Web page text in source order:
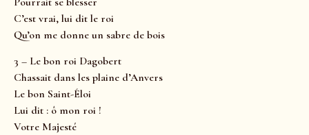
C’est vrai, lui dit le roi
Qu’on me donne un sabre de bois
3 – Le bon roi Dagobert
Chassait dans les plaine d’Anvers
Le bon Saint-Éloi
Lui dit : ô mon roi !
Votre Majesté